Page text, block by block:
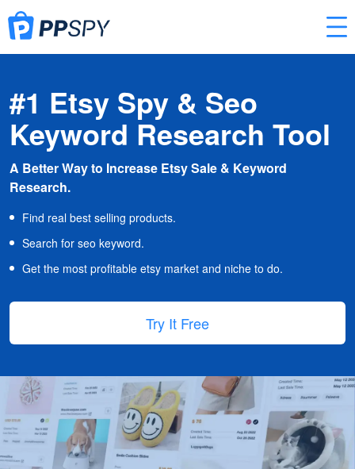
#1 Etsy Spy & Seo
Keyword Research Tool
A Better Way to Increase Etsy Sale & Keyword
Research.
Find real best selling products.
Search for seo keyword.
Get the most profitable etsy market and niche to do.
Try It Free